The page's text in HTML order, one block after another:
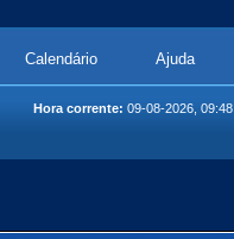
Calendário Ajuda
Hora corrente: 09-08-2026, 09:48